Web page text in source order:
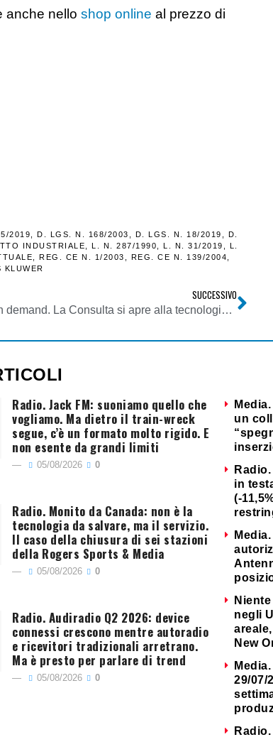
anche nello shop online al prezzo di
2019 D. LGS. N. 168/2003 D. LGS. N. 18/2019
D.
INDUSTRIALE L. N. 287/1990 L. N. 31/2019
REG. CE N. 1/2003 REG. CE N. 139/2004
KLUWER
SUCCESSIVO
Streaming on demand. La Consulta si apre alla tecnologia: al via una serie di podcast per promuovere la cultura costituzionale in Italia
Radio. Jack FM: suoniamo quello che
vogliamo. Ma dietro il train-wreck
segue, c’è un formato molto rigido. E
non esente da grandi limiti
05/08/2026 0
Radio. Monito da Canada: non è la
tecnologia da salvare, ma il servizio.
Il caso della chiusura di sei stazioni
della Rogers Sports & Media
05/08/2026 0
Radio. Audiradio Q2 2026: device
connessi crescono mentre autoradio
e ricevitori tradizionali arretrano.
Ma è presto per parlare di trend
05/08/2026 0
un
in
(-
negli
New
29/07/